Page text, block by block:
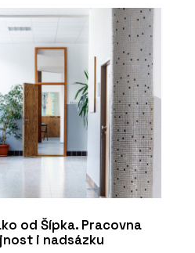
od Šípka. Pracovna
i nadsázku